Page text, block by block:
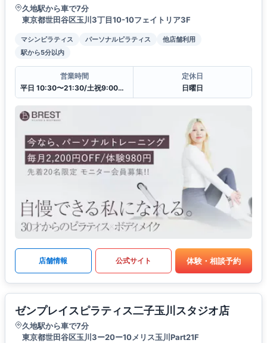
久地駅から車で7分
東京都世田谷区玉川3丁目10-10フェイトリア3F
マシンピラティス パーソナルピラティス
他店舗利用
駅から5分以内
営業時間
平日 10:30〜21:30/土祝9:00〜20:00
定休日
日曜日
店舗情報 公式サイト 体験・相談予約
ゼンプレイスピラティス二子玉川スタジオ店
久地駅から車で7分
東京都世田谷区玉川3ー20ー10メリス玉川Part21F